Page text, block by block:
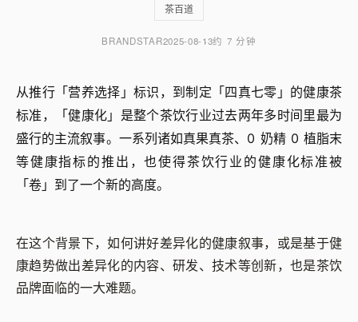
茶百道
BRANDSTAR2025-08-13约 7 分钟
从推行「营养选择」标识，到制定「四真七零」的健康茶
标准，「健康化」是整个茶饮行业过去两年多时间里最为
盛行的主流叙事。一系列诸如真果真茶、0 奶精 0 植脂末
等健康指标的推出，也使得茶饮行业的健康化标准被
「卷」到了一个新的高度。
在这个背景下，如何讲好差异化的健康叙事，或是基于健
康趋势做出差异化的内容、研发、技术等创新，也是茶饮
品牌面临的一大难题。